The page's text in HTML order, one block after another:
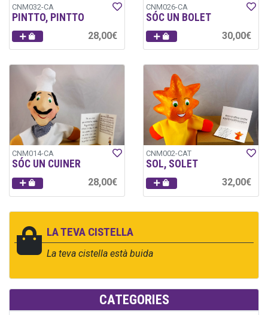
LA TEVA CISTELLA
La teva cistella està buida
CATEGORIES
CNM032-CA
PINTTO, PINTTO
28,00€
CNM026-CA
SÓC UN BOLET
30,00€
CNM014-CA
SÓC UN CUINER
28,00€
CNM002-CAT
SOL, SOLET
32,00€